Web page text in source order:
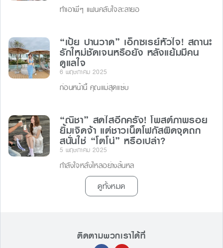
ทำเอาพี่ๆ แฟนคลับใจละลายอ
“เป้ย ปานวาด” เอ็กซเรย์หัวใจ! สถานะ
รักใหม่ชัดเจนหรือยัง หลังแย้มมีคน
ดูแลใจ
6 พฤษภาคม 2025
ก่อนหน้านี้ คุณแม่สุดแซ่บ
“ณิชา” สดใสอีกครั้ง! โพสต์ภาพรอย
ยิ้มเจิดจ้า แต่ชาวเน็ตโฟกัสผิดจุดถก
สนั่นใช่ “โตโน่” หรือเปล่า?
5 พฤษภาคม 2025
กำลังใจหลั่งไหลอย่างล้นหล
ดูทั้งหมด
ติดตามพวกเราได้ที่